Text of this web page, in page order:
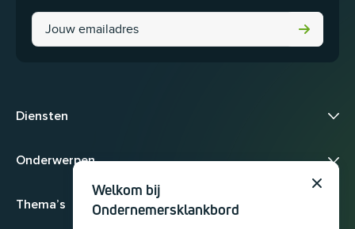
Diensten
Onderwerpen
Thema’s
Welkom bij
Ondernemersklankbord
Sluit